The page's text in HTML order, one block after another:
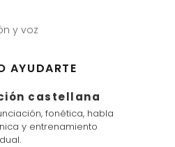
y voz
AYUDARTE
castellana
fonética, habla
y entrenamiento